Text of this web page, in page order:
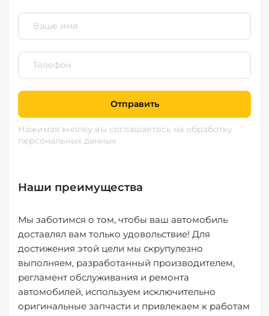
Отправить
Нажимая кнопку вы соглашаетесь на обработку
персональных данных
Наши преимущества
Мы заботимся о том, чтобы ваш автомобиль
доставлял вам только удовольствие! Для
достижения этой цели мы скрупулезно
выполняем, разработанный производителем,
регламент обслуживания и ремонта
автомобилей, используем исключительно
оригинальные запчасти и привлекаем к работам